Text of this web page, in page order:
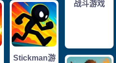
战斗游戏
Stickman游